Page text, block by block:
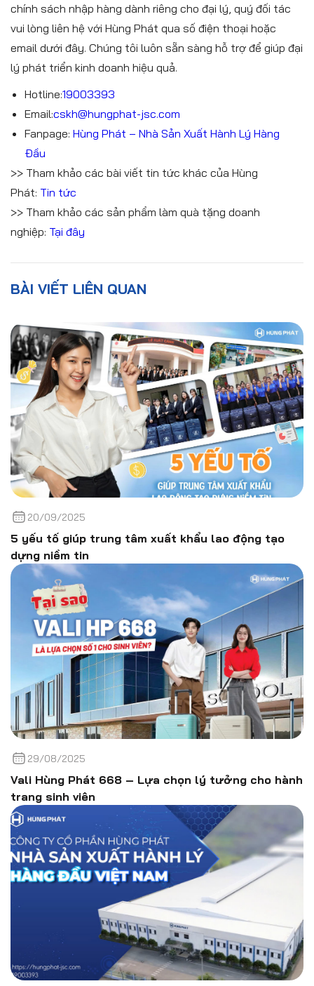
chính sách nhập hàng dành riêng cho đại lý, quý đối tác
vui lòng liên hệ với Hùng Phát qua số điện thoại hoặc
email dưới đây. Chúng tôi luôn sẵn sàng hỗ trợ để giúp đại
lý phát triển kinh doanh hiệu quả.
Hotline:19003393
Email:cskh@hungphat-jsc.com
Fanpage: Hùng Phát – Nhà Sản Xuất Hành Lý Hàng
Đầu
>> Tham khảo các bài viết tin tức khác của Hùng
Phát: Tin tức
>> Tham khảo các sản phẩm làm quà tặng doanh
nghiệp: Tại đây
BÀI VIẾT LIÊN QUAN
20/09/2025
5 yếu tố giúp trung tâm xuất khẩu lao động tạo
dựng niềm tin
29/08/2025
Vali Hùng Phát 668 – Lựa chọn lý tưởng cho hành
trang sinh viên